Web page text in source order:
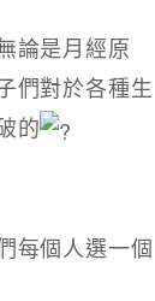
論是月經原
們對於各種生
的
每個人選一個